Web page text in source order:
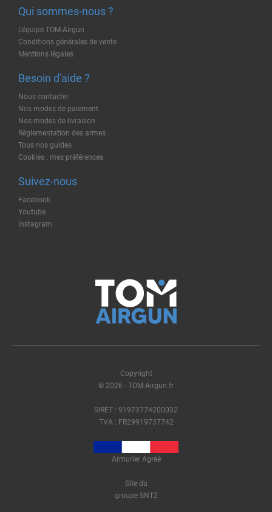
Qui sommes-nous ?
L'équipe TOM-Airgun
Conditions générales de vente
Mentions légales
Besoin d'aide ?
Nous contacter
Nos modes de paiement
Nos modes de livraison
Règlementation des armes
Tous nos guides
Cookies : mes préférences
Suivez-nous
Facebook
Youtube
Instagram
Copyright
© 2026 - TOM-Airgun.fr
SIRET : 91973774200032
TVA : FR29919737742
Armurier Agréé
Site du
groupe SNT2